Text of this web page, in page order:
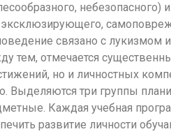
небезопасного)
эксклюзирующего,
связано с лукизмом
тем, отмечается
но и личностных
Выделяются три группы
Каждая учебная
развитие личности